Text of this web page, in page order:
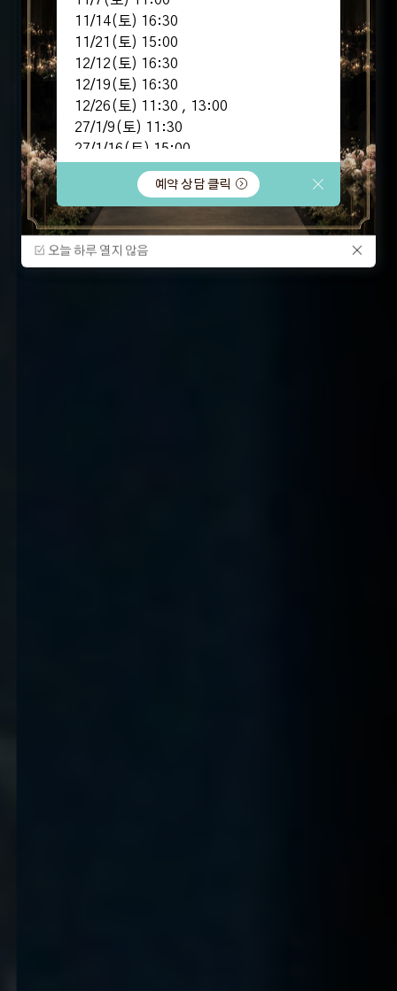
오늘 하루 열지 않음
오늘 하루 열지 않음
11/14(토) 16:30
11/21(토) 15:00
12/12(토) 16:30
12/19(토) 16:30
12/26(토) 11:30 , 13:00
27/1/9(토) 11:30
27/1/16(토) 15:00
27/1/23(토) 16:00
27/2/13(토) 12:30 ,16:00
27/2/20(토) 13:00
27/2/27(토) 14:30
예약 상담 클릭
TRENDYHotel Wedding